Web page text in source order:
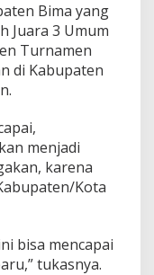
Bima yang
Juara 3 Umum
Turnamen
di Kabupaten
menjadi
karena
Kota
bisa mencapai
tukasnya.